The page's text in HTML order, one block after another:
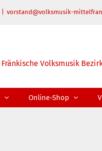
vorstand@volksmusik-
Online-Shop